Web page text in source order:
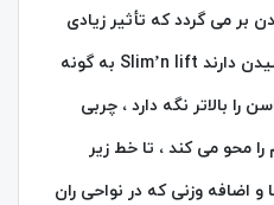
ناحیه از بدن بر می گردد که تأثیر زیادی
در چاق بودن و چاق به نظر رسیدن دارند Slim’n lift به گونه
بالاتر نگه دارد ، چربی
می کند ، تا خط زیر
و اضافه وزنی که در نواحی ران